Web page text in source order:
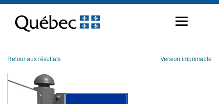
contenu
Retour aux résultats Version imprimable